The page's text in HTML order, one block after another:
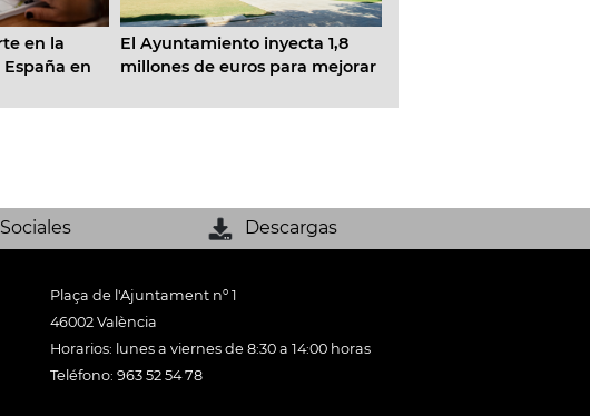
en la
en
frente a
El Ayuntamiento inyecta 1,8
millones de euros para mejorar
tecnológica del Palacio de
marítima y el negocio
Descargas
Plaça de l'Ajuntament nº 1
46002 València
Horarios: lunes a viernes de 8:30 a 14:00 horas
Teléfono: 963 52 54 78